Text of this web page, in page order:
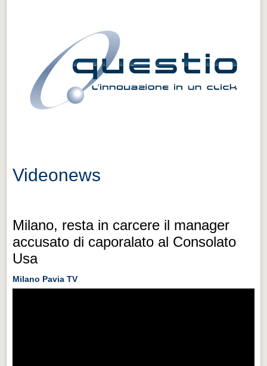
Videonews
Milano, resta in carcere il manager
accusato di caporalato al Consolato
Usa
Milano Pavia TV